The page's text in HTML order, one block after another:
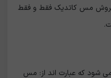
فروش مس کاتدیک فقط و فقط
شود که عبارت اند از: مس